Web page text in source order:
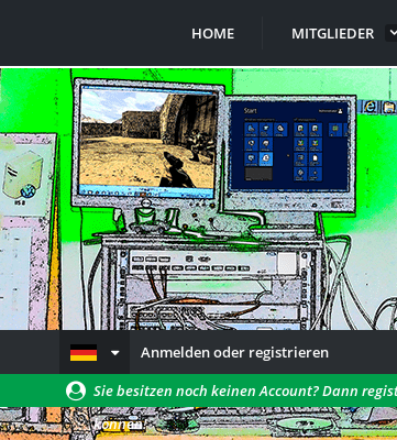
HOME MITGLIEDER
Anmelden oder registrieren
Sie besitzen noch keinen Account? Dann
können!